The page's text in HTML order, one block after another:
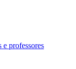
e professores